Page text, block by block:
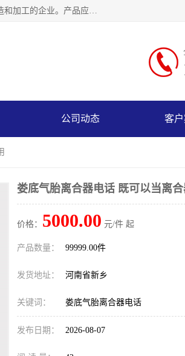
河南大林橡胶通信器材有限公司是一个专注于各种橡胶件、离合器及配件、泥浆泵及配件等产品设计制造和加工的企业。产品应用于矿山、冶金、石油、钢铁、化工、水泥、船舶、造纸、通用机械等各种大功率机械传动或制动装置。
公司动态 客户
娄底气胎离合器电话 既可以当离
价格： 5000.00 元/件 起
产品数量： 99999.00件
发货地址： 河南省新乡
关键词： 娄底气胎离合器电话
发布日期： 2026-08-07